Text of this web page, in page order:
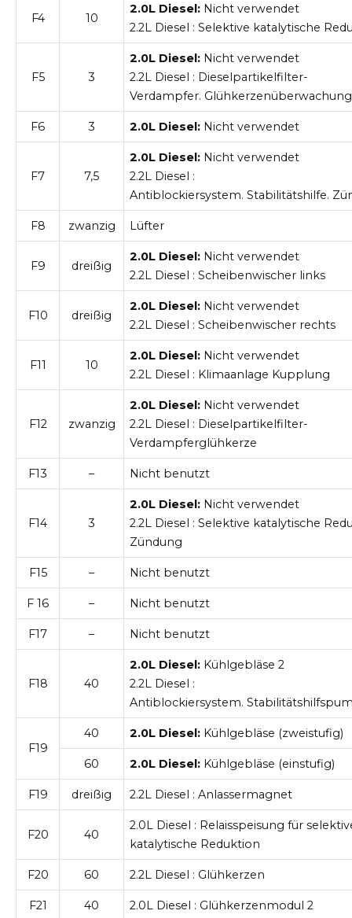
F4 10
2.0L Diesel: Nicht verwendet
2.2L Diesel : Selektive katalytische
F5 3
2.0L Diesel: Nicht verwendet
2.2L Diesel : Dieselpartikelfilter-
Verdampfer.
F6 3 2.0L Diesel: Nicht verwendet
F7 7,5
2.0L Diesel: Nicht verwendet
2.2L Diesel :
Antiblockiersystem. Stabilitätshilfe.
F8 zwanzig Lüfter
F9 dreißig
2.0L Diesel: Nicht verwendet
2.2L Diesel : Scheibenwischer links
F10 dreißig
2.0L Diesel: Nicht verwendet
2.2L Diesel : Scheibenwischer rechts
F11 10
2.0L Diesel: Nicht verwendet
2.2L Diesel : Klimaanlage Kupplung
F12 zwanzig
2.0L Diesel: Nicht verwendet
2.2L Diesel : Dieselpartikelfilter-
Verdampferglühkerze
F13 – Nicht benutzt
F14 3
2.0L Diesel: Nicht verwendet
2.2L Diesel : Selektive katalytische
Zündung
F15 – Nicht benutzt
F 16 – Nicht benutzt
F17 – Nicht benutzt
F18 40
2.0L Diesel: Kühlgebläse 2
2.2L Diesel :
Antiblockiersystem.
F19
40 2.0L Diesel: Kühlgebläse (zweistufig)
60 2.0L Diesel: Kühlgebläse (einstufig)
F19 dreißig 2.2L Diesel : Anlassermagnet
F20 40
2.0L Diesel : Relaisspeisung für
katalytische Reduktion
F20 60 2.2L Diesel : Glühkerzen
F21 40 2.0L Diesel : Glühkerzenmodul 2